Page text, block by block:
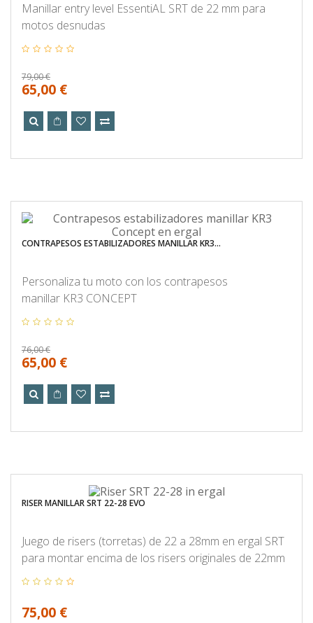
Manillar entry level EssentiAL SRT de 22 mm para
motos desnudas
79,00 €
65,00 €
CONTRAPESOS ESTABILIZADORES MANILLAR KR3...
Personaliza tu moto con los contrapesos
manillar KR3 CONCEPT
76,00 €
65,00 €
RISER MANILLAR SRT 22-28 EVO
Juego de risers (torretas) de 22 a 28mm en ergal SRT
para montar encima de los risers originales de 22mm
75,00 €